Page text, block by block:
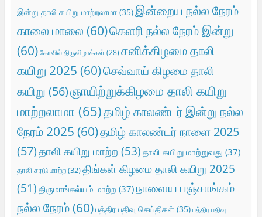
இன்று தாலி கயிறு மாற்றலாமா(35)இன்றைய நல்ல நேரம்
காலை மாலை (60)கெளரி நல்ல நேரம் இன்று
(60) கோவில் திருவிழாக்கள் (28) சனிக்கிழமை தாலி
கயிறு 2025 (60)செவ்வாய் கிழமை தாலி
கயிறு (56)ஞாயிற்றுக்கிழமை தாலி கயிறு
மாற்றலாமா (65)தமிழ் காலண்டர் இன்று நல்ல
நேரம் 2025 (60)தமிழ் காலண்டர் நாளை 2025
(57)தாலி கயிறு மாற்ற (53) தாலி கயிறு மாற்றுவது (37)
தாலி சரடு மாற்ற(32)திங்கள் கிழமை தாலி கயிறு 2025
(51) திருமாங்கல்யம் மாற்ற (37)நாளைய பஞ்சாங்கம்
நல்ல நேரம்(60)பத்திர பதிவு செய்திகள்(35) பத்திர பதிவு